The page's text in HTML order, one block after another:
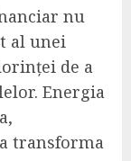
nu
al unei
de a
Energia
transforma